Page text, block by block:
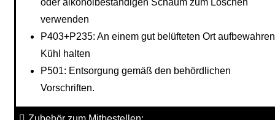
oder alkoholbeständigen Schaum zum Löschen
verwenden
P403+P235: An einem gut belüfteten Ort
Kühl halten
P501: Entsorgung gemäß den behördlichen
Vorschriften.